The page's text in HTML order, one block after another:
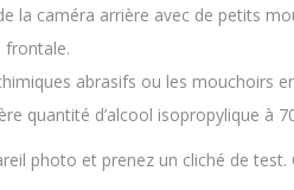
la caméra arrière avec de petits
frontale.
abrasifs ou les mouchoirs
quantité d’alcool isopropylique à
photo et prenez un cliché de